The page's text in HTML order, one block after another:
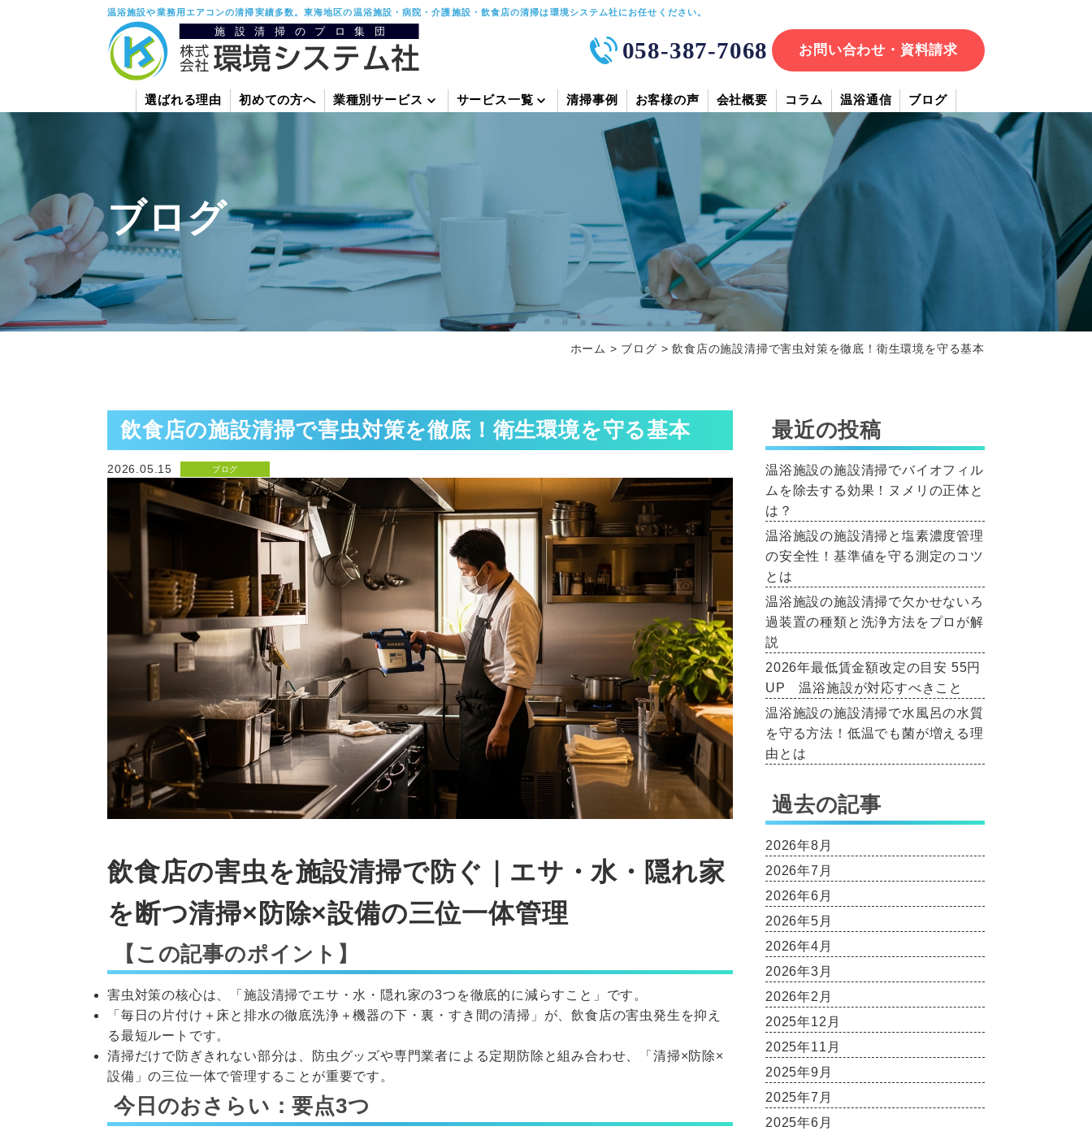
温浴施設や業務用エアコンの清掃実績多数。東海地区の温浴施設・病院・介護施設・飲食店の清掃は環境システム社にお任せください。
058-387-7068 お問い合わせ・資料請求
選ばれる理由 初めての方へ 業種別サービス サービス一覧 清掃事例 お客様の声 会社概要 コラム 温浴通信 ブログ
ブログ
ホーム > ブログ >飲食店の施設清掃で害虫対策を徹底！衛生環境を守る基本
飲食店の施設清掃で害虫対策を徹底！衛生環境を守る基本
2026.05.15 ブログ
飲食店の害虫を施設清掃で防ぐ｜エサ・水・隠れ家
を断つ清掃×防除×設備の三位一体管理
【この記事のポイント】
害虫対策の核心は、「施設清掃でエサ・水・隠れ家の3つを徹底的に減らすこと」です。
「毎日の片付け＋床と排水の徹底洗浄＋機器の下・裏・すき間の清掃」が、飲食店の害虫発生を抑え
る最短ルートです。
清掃だけで防ぎきれない部分は、防虫グッズや専門業者による定期防除と組み合わせ、「清掃×防除×
設備」の三位一体で管理することが重要です。
今日のおさらい：要点3つ
最近の投稿
温浴施設の施設清掃でバイオフィル
ムを除去する効果！ヌメリの正体と
は？
温浴施設の施設清掃と塩素濃度管理
の安全性！基準値を守る測定のコツ
とは
温浴施設の施設清掃で欠かせないろ
過装置の種類と洗浄方法をプロが解
説
2026年最低賃金額改定の目安 55円
UP 温浴施設が対応すべきこと
温浴施設の施設清掃で水風呂の水質
を守る方法！低温でも菌が増える理
由とは
過去の記事
2026年8月
2026年7月
2026年6月
2026年5月
2026年4月
2026年3月
2026年2月
2025年12月
2025年11月
2025年9月
2025年7月
2025年6月